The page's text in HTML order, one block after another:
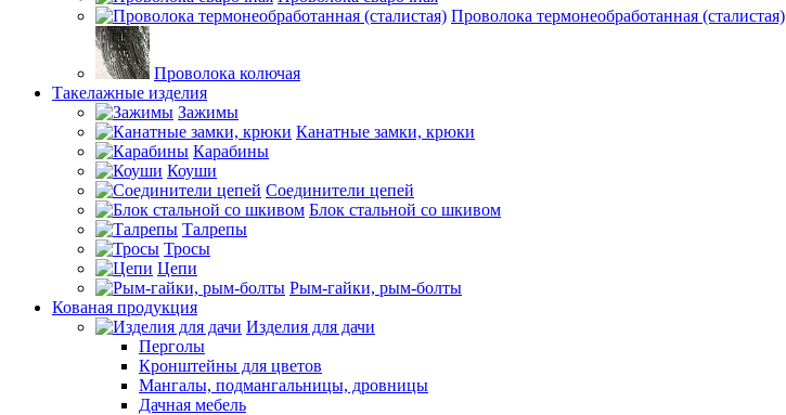
Проволока термонеобработанная (сталистая)
Проволока колючая
Такелажные изделия
Зажимы
Канатные замки, крюки
Карабины
Коуши
Соединители цепей
Блок стальной со шкивом
Талрепы
Тросы
Цепи
Рым-гайки, рым-болты
Кованая продукция
Изделия для дачи
Перголы
Кронштейны для цветов
Мангалы, подмангальницы, дровницы
Дачная мебель